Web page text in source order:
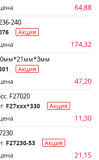
64,88
240
Акция
174,32
Акция
47,20
F27020
F27ххх*330 Акция
11,30
F27230-53 Акция
21,15